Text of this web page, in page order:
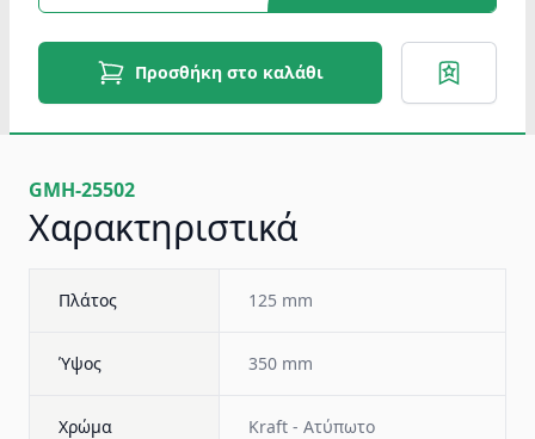
Προσθήκη στο καλάθι
GMH-25502
Χαρακτηριστικά
Πλάτος 125 mm
Ύψος 350 mm
Χρώμα Kraft - Ατύπωτο